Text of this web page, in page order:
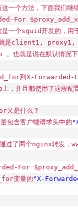
一个方法，下面我们继
For
一个squid开发的，用
是client1, proxy1,
。也就是说在默认
到X-Forwarded-
上，并且都使用了这
是什么？
含客户端请求头中的
通过了两个nginx转发
For
变量的 "X-